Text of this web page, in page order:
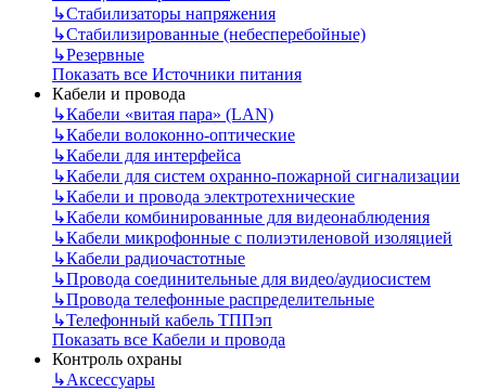
↳Стабилизаторы напряжения
↳Стабилизированные (небесперебойные)
↳Резервные
Показать все Источники питания
Кабели и провода
↳Кабели «витая пара» (LAN)
↳Кабели волоконно-оптические
↳Кабели для интерфейса
↳Кабели для систем охранно-пожарной сигнализации
↳Кабели и провода электротехнические
↳Кабели комбинированные для видеонаблюдения
↳Кабели микрофонные с полиэтиленовой изоляцией
↳Кабели радиочастотные
↳Провода соединительные для видео/аудиосистем
↳Провода телефонные распределительные
↳Телефонный кабель ТППэп
Показать все Кабели и провода
Контроль охраны
↳Аксессуары